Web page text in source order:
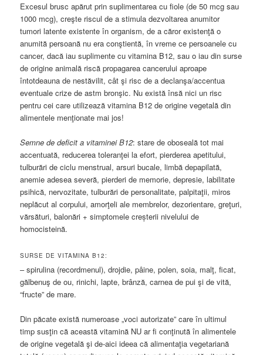
Excesul brusc apărut prin suplimentarea cu fiole (de 50 mcg sau
1000 mcg), creşte riscul de a stimula dezvoltarea anumitor
tumori latente existente în organism, de a căror existenţă o
anumită persoană nu era conştientă, în vreme ce persoanele cu
cancer, dacă iau suplimente cu vitamina B12, sau o iau din surse
de origine animală riscă propagarea cancerului aproape
întotdeauna de nestăvilit, cât şi risc de a declanşa/accentua
eventuale crize de astm bronşic. Nu există însă nici un risc
pentru cei care utilizează vitamina B12 de origine vegetală din
alimentele menţionate mai jos!
Semne de deficit a vitaminei B12: stare de oboseală tot mai
accentuată, reducerea toleranţei la efort, pierderea apetitului,
tulburări de ciclu menstrual, arsuri bucale, limbă depapilată,
anemie adesea severă, pierderi de memorie, depresie, labilitate
psihică, nervozitate, tulburări de personalitate, palpitaţii, miros
neplăcut al corpului, amorţeli ale membrelor, dezorientare, greţuri,
vărsături, balonări + simptomele creșterii nivelului de
homocisteină.
SURSE DE VITAMINA B12:
– spirulina (recordmenul), drojdie, pâine, polen, soia, malţ, ficat,
gălbenuş de ou, rinichi, lapte, brânză, carnea de pui şi de vită,
“fructe” de mare.
Din păcate există numeroase „voci autorizate” care în ultimul
timp susţin că această vitamină NU ar fi conţinută în alimentele
de origine vegetală şi de-aici ideea că alimentaţia vegetariană